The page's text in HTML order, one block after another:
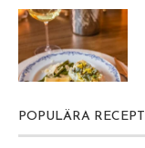
POPULÄRA RECEPT